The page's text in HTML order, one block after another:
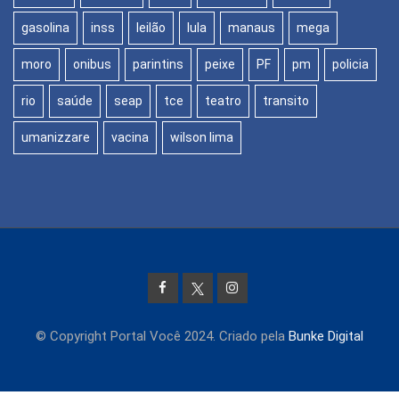
gasolina inss leilão lula manaus mega
moro onibus parintins peixe PF pm policia
rio saúde seap tce teatro transito
umanizzare vacina wilson lima
© Copyright Portal Você 2024. Criado pela Bunke Digital